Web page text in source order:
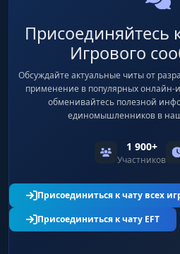
Присоединяйтесь
Игрового
Обсуждайте актуальные читы от
применение в популярных онлайн-
обменивайтесь полезной
единомышленников в
1 900+
Участников
Присоединиться к чату всех
Присоединиться к чату EFT